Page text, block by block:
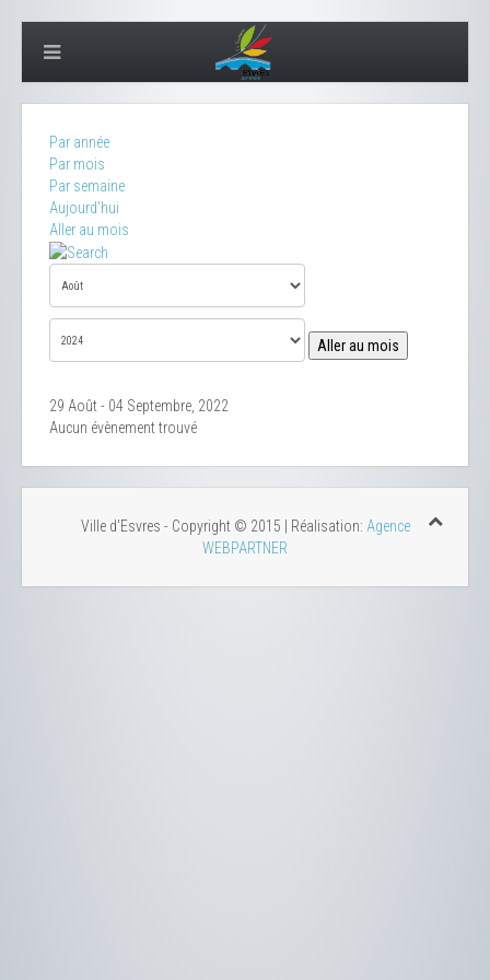
Par année
Par mois
Par semaine
Aujourd'hui
Aller au mois
Aller au mois
29 Août - 04 Septembre, 2022
Aucun évènement trouvé
Ville d'Esvres - Copyright © 2015 | Réalisation: Agence
WEBPARTNER